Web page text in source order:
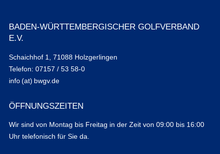
BADEN-WÜRTTEMBERGISCHER GOLFVERBAND
E.V.
Schaichhof 1, 71088 Holzgerlingen
Telefon: 07157 / 53 58-0
info (at) bwgv.de
ÖFFNUNGSZEITEN
Wir sind von Montag bis Freitag in der Zeit von 09:00 bis 16:00
Uhr telefonisch für Sie da.